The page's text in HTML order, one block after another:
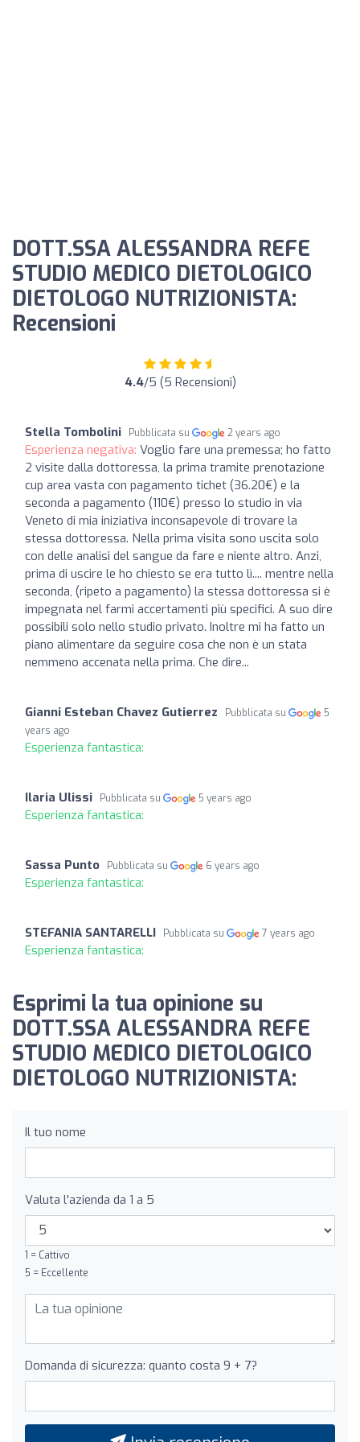
DOTT.SSA ALESSANDRA REFE
STUDIO MEDICO DIETOLOGICO
DIETOLOGO NUTRIZIONISTA:
Recensioni
4.4/5 (5 Recensioni)
Stella Tombolini Pubblicata su 2 years ago
Esperienza negativa: Voglio fare una premessa; ho fatto
2 visite dalla dottoressa, la prima tramite prenotazione
cup area vasta con pagamento tichet (36.20€) e la
seconda a pagamento (110€) presso lo studio in via
Veneto di mia iniziativa inconsapevole di trovare la
stessa dottoressa. Nella prima visita sono uscita solo
con delle analisi del sangue da fare e niente altro. Anzi,
prima di uscire le ho chiesto se era tutto lì.... mentre nella
seconda, (ripeto a pagamento) la stessa dottoressa si è
impegnata nel farmi accertamenti più specifici. A suo dire
possibili solo nello studio privato. Inoltre mi ha fatto un
piano alimentare da seguire cosa che non è un stata
nemmeno accenata nella prima. Che dire...
Gianni Esteban Chavez Gutierrez Pubblicata su
5
years ago
Esperienza fantastica:
Ilaria Ulissi Pubblicata su 5 years ago
Esperienza fantastica:
Sassa Punto Pubblicata su 6 years ago
Esperienza fantastica:
STEFANIA SANTARELLI Pubblicata su 7 years ago
Esperienza fantastica:
Esprimi la tua opinione su
DOTT.SSA ALESSANDRA REFE
STUDIO MEDICO DIETOLOGICO
DIETOLOGO NUTRIZIONISTA:
Il tuo nome
Valuta l'azienda da 1 a 5
1 = Cattivo
5 = Eccellente
Domanda di sicurezza: quanto costa 9 + 7?